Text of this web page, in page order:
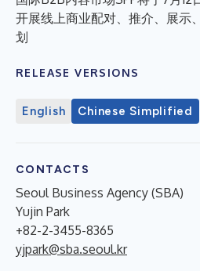
开展线上商业配对、推介、展示
划
RELEASE VERSIONS
English Chinese Simplified
CONTACTS
Seoul Business Agency (SBA)
Yujin Park
+82-2-3455-8365
yjpark@sba.seoul.kr